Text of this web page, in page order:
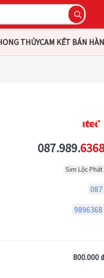
THỦYCAM KẾT BÁN
087.989.6368
Sim Lộc Phát
087
9896368
800.000